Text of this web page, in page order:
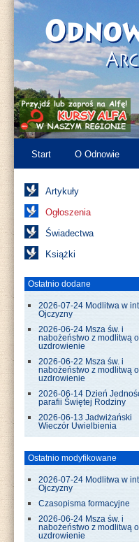
Start O Odnowie
Artykuły
Ogłoszenia
Świadectwa
Książki
Ostatnio dodane
2026-07-24 Modlitwa w
Ojczyzny
2026-06-24 Msza św. i
nabożeństwo z modlitwą o
uzdrowienie
2026-06-22 Msza św. i
nabożeństwo z modlitwą o
uzdrowienie
2026-06-14 Dzień
parafii Świętej Rodziny
2026-06-13 Jadwiżański
Wieczór Uwielbienia
Ostatnio modyfikowane
2026-07-24 Modlitwa w
Ojczyzny
Czasopisma formacyjne
2026-06-24 Msza św. i
nabożeństwo z modlitwą o
uzdrowienie